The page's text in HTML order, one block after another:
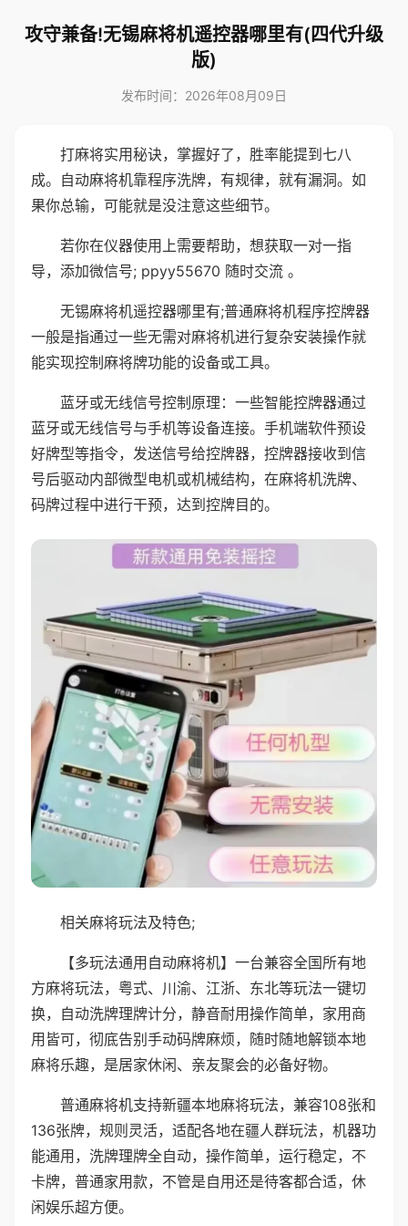
攻守兼备!无锡麻将机遥控器哪里有(四代升级
版)
发布时间：2026年08月09日
打麻将实用秘诀，掌握好了，胜率能提到七八
成。自动麻将机靠程序洗牌，有规律，就有漏洞。如
果你总输，可能就是没注意这些细节。
若你在仪器使用上需要帮助，想获取一对一指
导，添加微信号; ppyy55670 随时交流 。
无锡麻将机遥控器哪里有;普通麻将机程序控牌器
一般是指通过一些无需对麻将机进行复杂安装操作就
能实现控制麻将牌功能的设备或工具。
蓝牙或无线信号控制原理：一些智能控牌器通过
蓝牙或无线信号与手机等设备连接。手机端软件预设
好牌型等指令，发送信号给控牌器，控牌器接收到信
号后驱动内部微型电机或机械结构，在麻将机洗牌、
码牌过程中进行干预，达到控牌目的。
相关麻将玩法及特色;
【多玩法通用自动麻将机】一台兼容全国所有地
方麻将玩法，粤式、川渝、江浙、东北等玩法一键切
换，自动洗牌理牌计分，静音耐用操作简单，家用商
用皆可，彻底告别手动码牌麻烦，随时随地解锁本地
麻将乐趣，是居家休闲、亲友聚会的必备好物。
普通麻将机支持新疆本地麻将玩法，兼容108张和
136张牌，规则灵活，适配各地在疆人群玩法，机器功
能通用，洗牌理牌全自动，操作简单，运行稳定，不
卡牌，普通家用款，不管是自用还是待客都合适，休
闲娱乐超方便。